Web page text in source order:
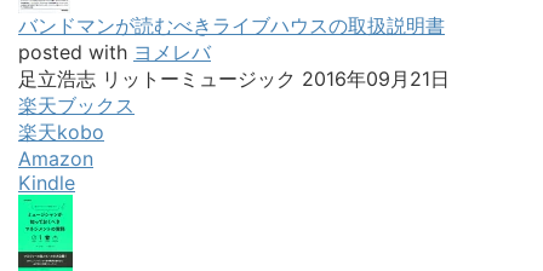
バンドマンが読むべきライブハウスの取扱説明書
posted with ヨメレバ
足立浩志 リットーミュージック 2016年09月21日
楽天ブックス
楽天kobo
Amazon
Kindle